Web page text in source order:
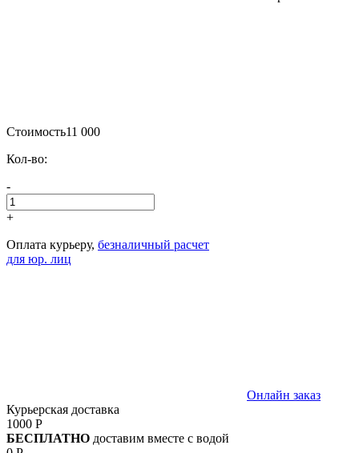
Стоимость11 000
Кол-во:
-
+
Оплата курьеру, безналичный расчет
для юр. лиц
Онлайн заказ
Курьерская доставка
1000 Р
БЕСПЛАТНО доставим вместе с водой